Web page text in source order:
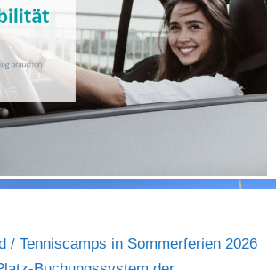
/ Tenniscamps in Sommerferien 2026